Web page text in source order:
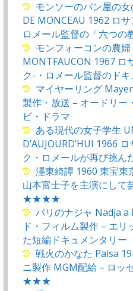
モンソーのパン屋の
DE MONCEAU 1962 ロ
ロメール監督の「六つの
モンフォーコンの農婦
MONTFAUCON 1967 ロ
ク-・ロメール監督のド
マイヤーリング
製作・放送 – オードリー
ビ・ドラマ
ある現代の女子学生
D’AUJOURD’HUI 1966
ク・ロメールが再び挑ん
濹東綺譚 1960 東宝東
山本富士子を主演にして
★★★★
パリのナジャ Nadja a
ド・フィルム製作 – エ
た短編ドキュメンタリー
戦火のかなた Paisa
ニ製作 MGM配給 – ロッ
★★★